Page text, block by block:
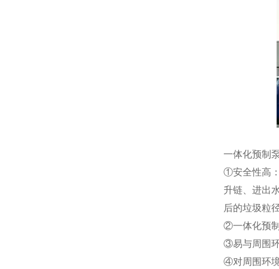
一体化预制
①安全性高
升链、进出
后的垃圾粒
②一体化预
③易与周围
④对周围环